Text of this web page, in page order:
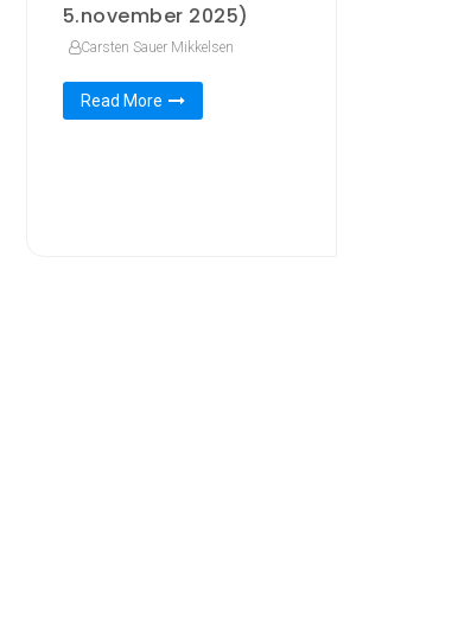
5.november 2025)
Carsten Sauer Mikkelsen
Read More